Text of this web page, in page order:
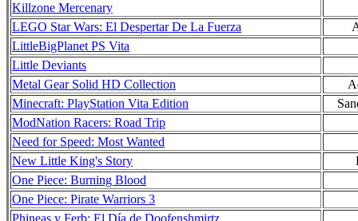
Killzone Mercenary
LEGO Star Wars: El Despertar De La Fuerza
LittleBigPlanet PS Vita
Little Deviants
Metal Gear Solid HD Collection
Minecraft: PlayStation Vita Edition
ModNation Racers: Road Trip
Need for Speed: Most Wanted
New Little King's Story
One Piece: Burning Blood
One Piece: Pirate Warriors 3